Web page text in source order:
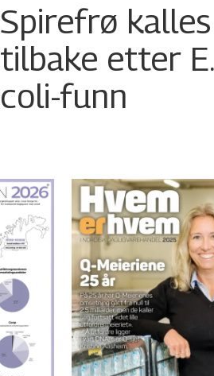
Spirefrø kalles
tilbake etter E.
coli-funn